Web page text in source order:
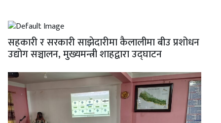
सहकारी र सरकारी साझेदारीमा कैलालीमा बीउ प्रशोधन
उद्योग सञ्चालन, मुख्यमन्त्री शाहद्वारा उद्घाटन